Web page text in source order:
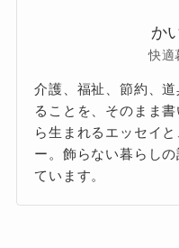
か
快適
介護、福祉、節約、
ることを、そのまま
ら生まれるエッセイ
ー。飾らない暮らし
ています。